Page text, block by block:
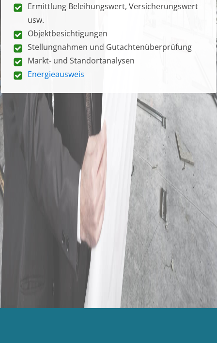
Ermittlung Beleihungswert, Versicherungswert
usw.
Objektbesichtigungen
Stellungnahmen und Gutachtenüberprüfung
Markt- und Standortanalysen
Energieausweis